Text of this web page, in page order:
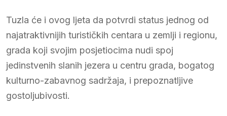
Tuzla će i ovog ljeta da potvrdi status jednog od
najatraktivnijih turističkih centara u zemlji i regionu,
grada koji svojim posjetiocima nudi spoj
jedinstvenih slanih jezera u centru grada, bogatog
kulturno-zabavnog sadržaja, i prepoznatljive
gostoljubivosti.